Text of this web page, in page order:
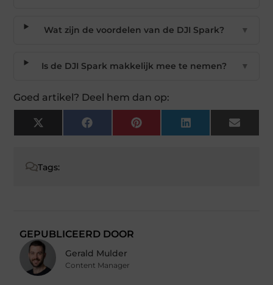
Wat zijn de voordelen van de DJI Spark? ▼
Is de DJI Spark makkelijk mee te nemen? ▼
Goed artikel? Deel hem dan op:
X
(Twitter)
Facebook Pinterest LinkedIn Email
Tags:
GEPUBLICEERD DOOR
Gerald Mulder
Content Manager